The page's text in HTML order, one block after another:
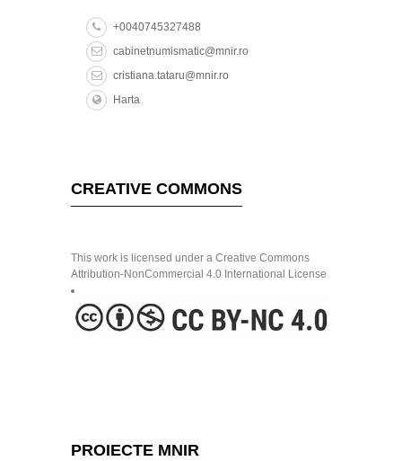
+0040745327488
cabinetnumismatic@mnir.ro
cristiana.tataru@mnir.ro
Harta
CREATIVE COMMONS
This work is licensed under a Creative Commons
Attribution-NonCommercial 4.0 International License
PROIECTE MNIR